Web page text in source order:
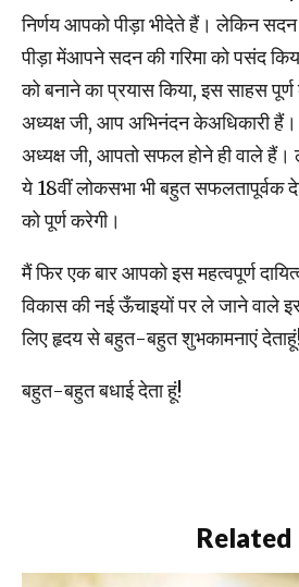
निर्णय आपको पीड़ा भीदेते हैं। लेकिन सदन
पीड़ा मेंआपने सदन की गरिमा को पसंद
को बनाने का प्रयास किया, इस साहस
अध्यक्ष जी, आप अभिनंदन केअधिकारी
अध्यक्ष जी, आपतो सफल होने ही वाले
ये 18वीं लोकसभा भी बहुत सफलतापूर्वक
को पूर्ण करेगी।
मैं फिर एक बार आपको इस महत्वपूर्ण
विकास की नई ऊँचाइयों पर ले जाने वाले
लिए हृदय से बहुत-बहुत शुभकामनाएं देताहूं!
बहुत-बहुत बधाई देता हूं!
Related